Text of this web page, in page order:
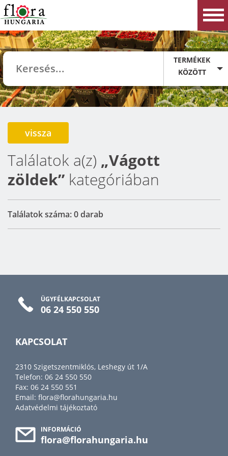
TERMÉKEK
KÖZÖTT
vissza
Találatok a(z) „Vágott
zöldek” kategóriában
Találatok száma: 0 darab
ÜGYFÉLKAPCSOLAT
06 24 550 550
KAPCSOLAT
2310 Szigetszentmiklós, Leshegy út 1/A
Telefon: 06 24 550 550
Fax: 06 24 550 551
Email: flora@florahungaria.hu
Adatvédelmi tájékoztató
INFORMÁCIÓ
flora@florahungaria.hu